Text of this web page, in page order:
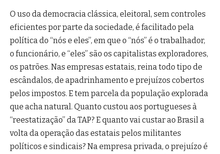
O uso da democracia clássica, eleitoral, sem controles
eficientes por parte da sociedade, é facilitado pela
política do “nós e eles”, em que o “nós” é o trabalhador,
o funcionário, e “eles” são os capitalistas exploradores,
os patrões. Nas empresas estatais, reina todo tipo de
escândalos, de apadrinhamento e prejuízos cobertos
pelos impostos. E tem parcela da população explorada
que acha natural. Quanto custou aos portugueses à
“reestatização” da TAP? E quanto vai custar ao Brasil a
volta da operação das estatais pelos militantes
políticos e sindicais? Na empresa privada, o prejuízo é